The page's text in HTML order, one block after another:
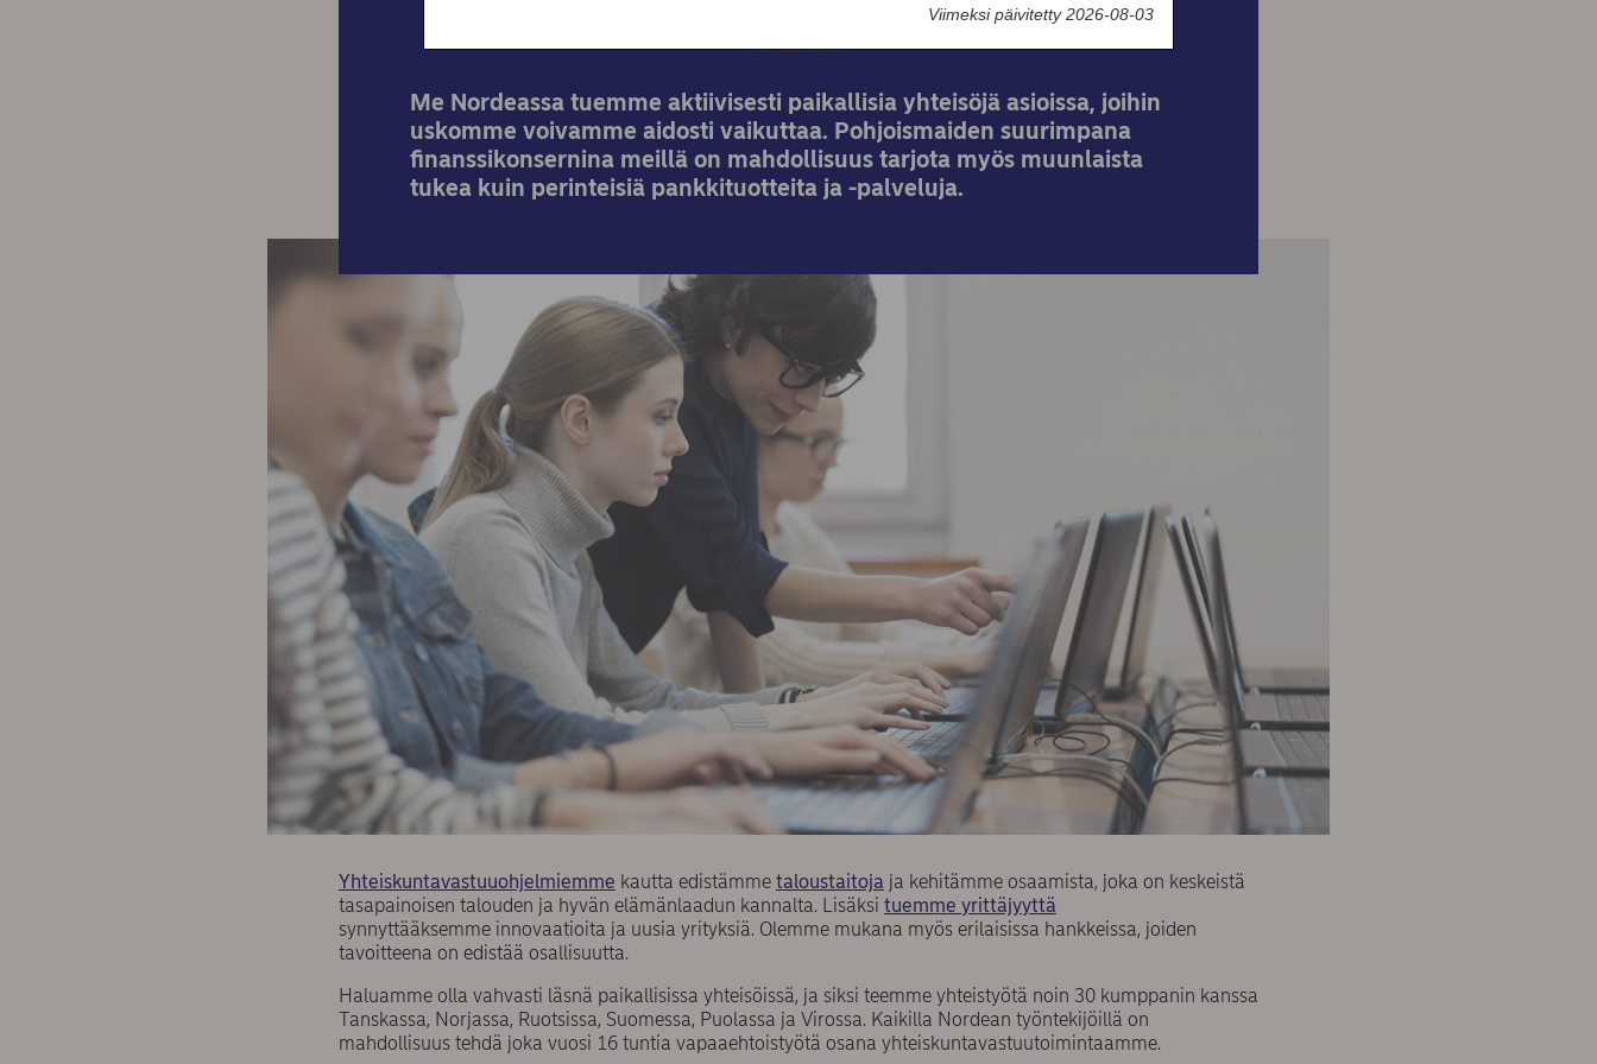
01-12-2025
Me Nordeassa tuemme aktiivisesti paikallisia yhteisöjä asioissa, joihin
uskomme voivamme aidosti vaikuttaa. Pohjoismaiden suurimpana
finanssikonsernina meillä on mahdollisuus tarjota myös muunlaista
tukea kuin perinteisiä pankkituotteita ja -palveluja.
Yhteiskuntavastuuohjelmiemme kautta edistämme taloustaitoja ja kehitämme osaamista, joka on keskeistä
tasapainoisen talouden ja hyvän elämänlaadun kannalta. Lisäksi tuemme yrittäjyyttä
synnyttääksemme innovaatioita ja uusia yrityksiä. Olemme mukana myös erilaisissa hankkeissa, joiden
tavoitteena on edistää osallisuutta.
Haluamme olla vahvasti läsnä paikallisissa yhteisöissä, ja siksi teemme yhteistyötä noin 30 kumppanin kanssa
Tanskassa, Norjassa, Ruotsissa, Suomessa, Puolassa ja Virossa. Kaikilla Nordean työntekijöillä on
mahdollisuus tehdä joka vuosi 16 tuntia vapaaehtoistyötä osana yhteiskuntavastuutoimintaamme.
Viimeksi päivitetty 2026-08-03